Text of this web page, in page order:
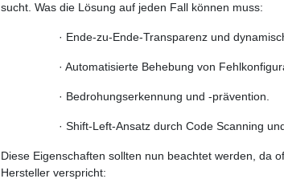
sucht. Was die Lösung auf jeden Fall können muss:
· Ende-zu-Ende-Transparenz und
· Automatisierte Behebung von
· Bedrohungserkennung und -prävention.
· Shift-Left-Ansatz durch Code Scanning
Diese Eigenschaften sollten nun beachtet werden, da
Hersteller verspricht: